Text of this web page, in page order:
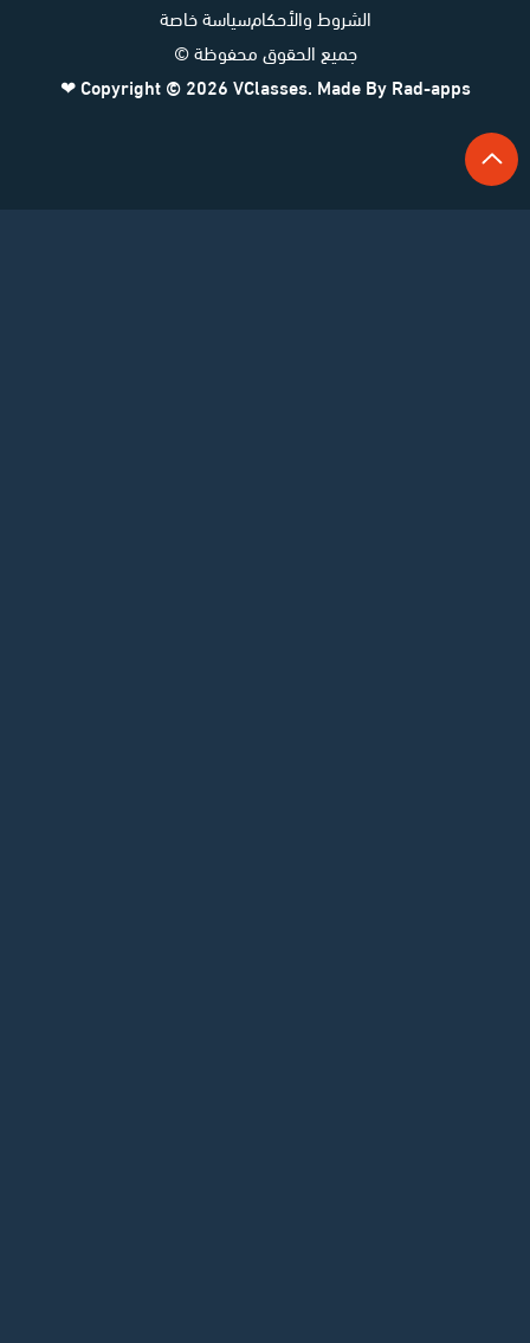
الشروط والأحكامسياسة خاصة
جميع الحقوق محفوظة ©
Copyright © 2026VClasses. Made ByRad-apps
❤